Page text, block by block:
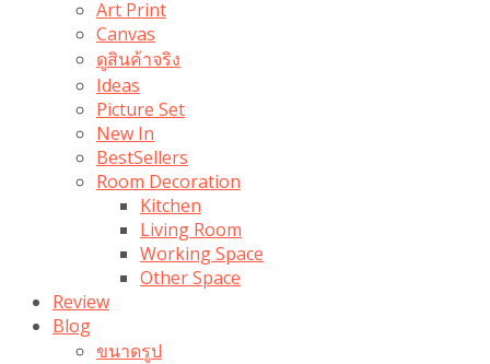
Art Print
Canvas
ดูสินค้าจริง
Ideas
Picture Set
New In
BestSellers
Room Decoration
Kitchen
Living Room
Working Space
Other Space
Review
Blog
ขนาดรูป